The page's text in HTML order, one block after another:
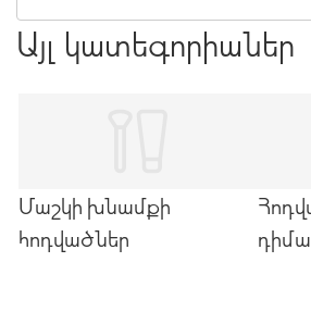
Քերոլին Չարպանտիերը
ամենահրատապ հարցերին:
Այլ կատեգորիաներ
Մաշկի խնամքի
հոդվածներ